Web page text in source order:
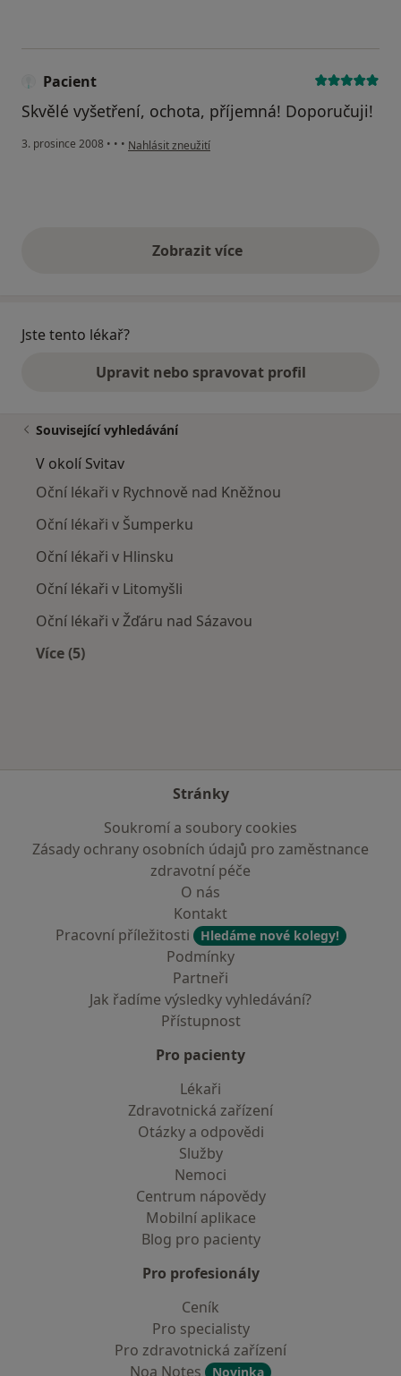
Pacient
Skvělé vyšetření, ochota, příjemná! Doporučuji!
3. prosince 2008 • • • podle názoru uživatele Pacient
Nahlásit zneužití
Zobrazit vícevýše uvedené názory
Jste tento lékař?
Upravit nebo spravovat profil
Související vyhledávání
V okolí Svitav
Oční lékaři v Rychnově nad Kněžnou
Oční lékaři v Šumperku
Oční lékaři v Hlinsku
Oční lékaři v Litomyšli
Oční lékaři v Žďáru nad Sázavou
Více (5)
Stránky
Soukromí a soubory cookies
Zásady ochrany osobních údajů pro zaměstnance
zdravotní péče
O nás
Kontakt
Pracovní příležitosti
Hledáme nové kolegy!
Podmínky
Partneři
Jak řadíme výsledky vyhledávání?
Přístupnost
Pro pacienty
Lékaři
Zdravotnická zařízení
Otázky a odpovědi
Služby
Nemoci
Centrum nápovědy
Mobilní aplikace
Blog pro pacienty
Pro profesionály
Ceník
Pro specialisty
Pro zdravotnická zařízení
Noa Notes
Novinka